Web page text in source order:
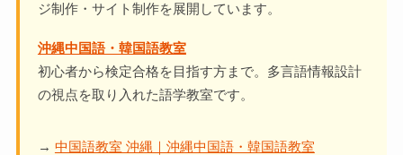
ジ制作・サイト制作を展開しています。
沖縄中国語・韓国語教室
初心者から検定合格を目指す方まで。多言語情報設計
の視点を取り入れた語学教室です。
→ 中国語教室 沖縄｜沖縄中国語・韓国語教室